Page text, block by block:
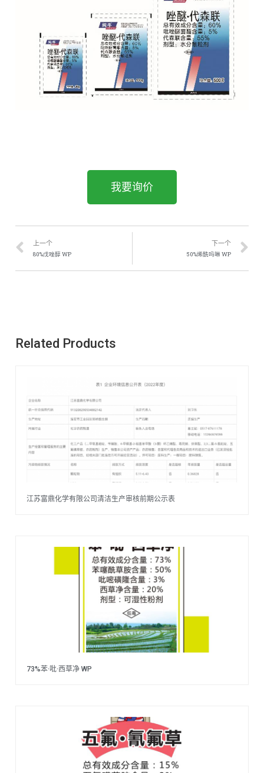
我要询价
上一个
80%戊唑醇 WP
下一个
50%烯酰吗啉 WP
Related Products
江苏富鼎化学有限公司清洁生产审核前期公示表
73%苯·吡·西草净 WP